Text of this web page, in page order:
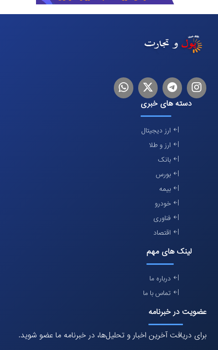
اینستاگرام
تلگرام توییترلینکدین
دسته های خبری
ارز دیجیتال
ارز و طلا
بانک
بورس
بیمه
خودرو
فناوری
اقتصاد
لینک های مهم
درباره ما
تماس با ما
عضویت در خبرنامه
برای دریافت آخرین اخبار و تحلیل‌ها، در خبرنامه ما عضو شوید.